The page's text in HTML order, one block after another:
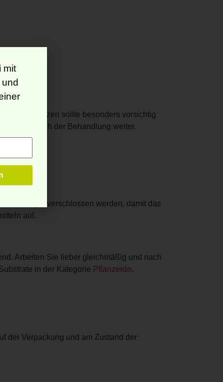
Pflanzen sollte besonders vorsichtig
nach der Behandlung weiter.
sollten gut verschlossen werden, damit das
auf.
Arbeiten Sie lieber gleichmäßig und nach
in der Kategorie Pflanzerde.
der Verpackung und am Zustand der
mit